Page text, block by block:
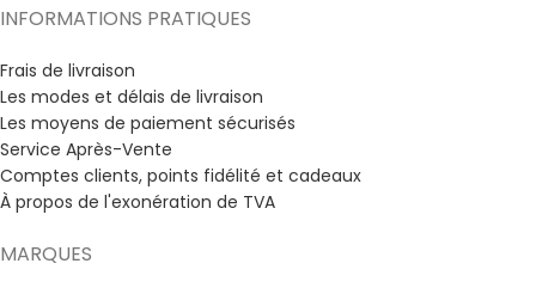
INFORMATIONS PRATIQUES
Frais de livraison
Les modes et délais de livraison
Les moyens de paiement sécurisés
Service Après-Vente
Comptes clients, points fidélité et cadeaux
À propos de l'exonération de TVA
MARQUES